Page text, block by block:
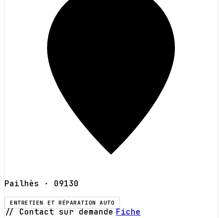
Pailhès · 09130
ENTRETIEN ET RÉPARATION AUTO
// Contact sur demande Fiche